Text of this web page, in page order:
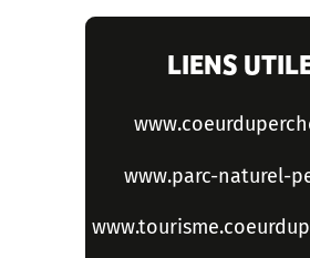
LIENS
www.parc-naturel-